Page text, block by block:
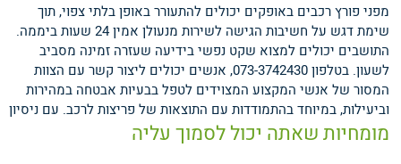
מפני פורץ רכבים באופקים יכולים להתעורר באופן בלתי צפוי, תוך
שימת דגש על חשיבות הגישה לשירות מנעולן אמין 24 שעות ביממה.
התושבים יכולים למצוא שקט נפשי בידיעה שעזרה זמינה מסביב
לשעון. בטלפון 073-3742430, אנשים יכולים ליצור קשר עם הצוות
המסור של אנשי המקצוע המצוידים לטפל בבעיות אבטחה במהירות
וביעילות, במיוחד בהתמודדות עם התוצאות של פריצות לרכב.
מומחיות שאתה יכול לסמוך עליה
עם ניסיון